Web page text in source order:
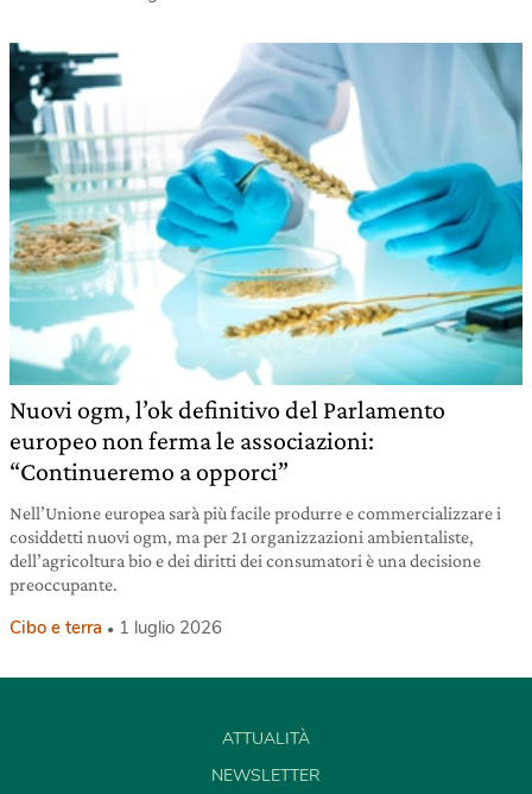
Nuovi ogm, l’ok definitivo del Parlamento
europeo non ferma le associazioni:
“Continueremo a opporci”
Nell’Unione europea sarà più facile produrre e commercializzare i
cosiddetti nuovi ogm, ma per 21 organizzazioni ambientaliste,
dell’agricoltura bio e dei diritti dei consumatori è una decisione
preoccupante.
Cibo e terra 1 luglio 2026
ATTUALITÀ
NEWSLETTER